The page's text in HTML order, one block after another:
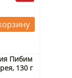
Пибим
130 г